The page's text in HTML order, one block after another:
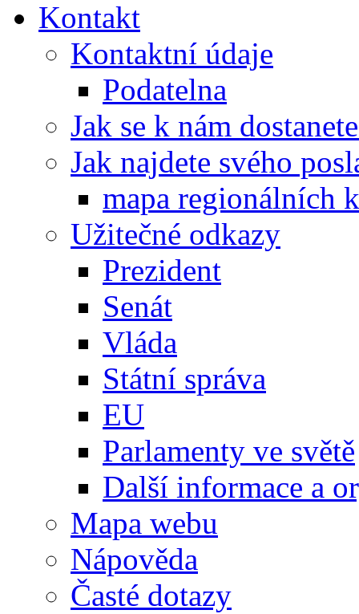
Kontakt
Kontaktní údaje
Podatelna
Jak se k nám
Jak najdete svého
mapa regionálních
Užitečné odkazy
Prezident
Senát
Vláda
Státní správa
EU
Parlamenty ve světě
Další informace a
Mapa webu
Nápověda
Časté dotazy